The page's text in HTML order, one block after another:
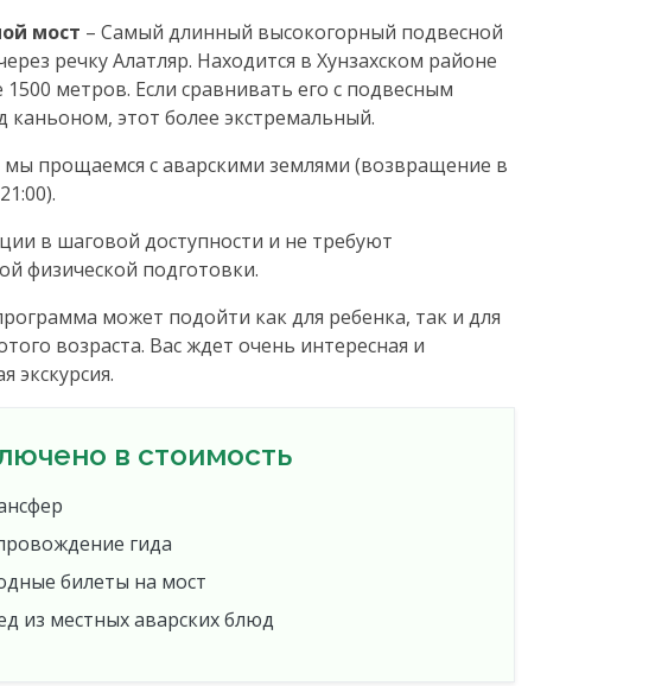
мост – Самый длинный высокогорный подвесной
речку Алатляр. Находится в Хунзахском районе
1500 метров. Если сравнивать его с подвесным
каньоном, этот более экстремальный.
мы прощаемся с аварскими землями (возвращение в
в шаговой доступности и не требуют
физической подготовки.
может подойти как для ребенка, так и для
возраста. Вас ждет очень интересная и
экскурсия.
в стоимость
гида
билеты на мост
из местных аварских блюд